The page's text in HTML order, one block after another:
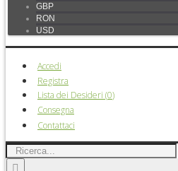
GBP
RON
USD
Accedi
Registra
Lista dei Desideri (0)
Consegna
Contattaci